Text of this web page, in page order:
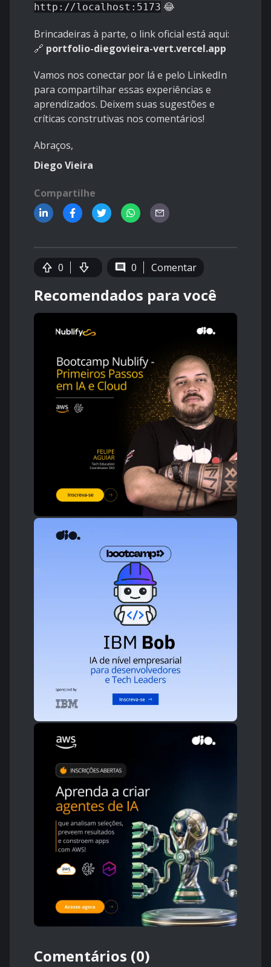
http://localhost:5173 😂
Brincadeiras à parte, o link oficial está aqui:
🔗 portfolio-diegovieira-vert.vercel.app
Vamos nos conectar por lá e pelo LinkedIn
para compartilhar essas experiências e
aprendizados. Deixem suas sugestões e
críticas construtivas nos comentários!
Abraços,
Diego Vieira
Compartilhe
0 0 Comentar
Recomendados para você
Comentários (0)